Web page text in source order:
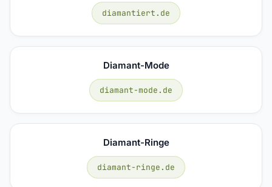
diamantiert.de
Diamant-Mode
diamant-mode.de
Diamant-Ringe
diamant-ringe.de